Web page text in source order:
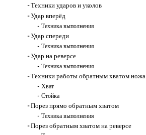
Техники ударов и уколов
Удар вперёд
Техника выполнения
Удар спереди
Техника выполнения
Удар на реверсе
Техника выполнения
Техники работы обратным хватом ножа
Хват
Стойка
Порез прямо обратным хватом
Техника выполнения
Порез обратным хватом на реверсе